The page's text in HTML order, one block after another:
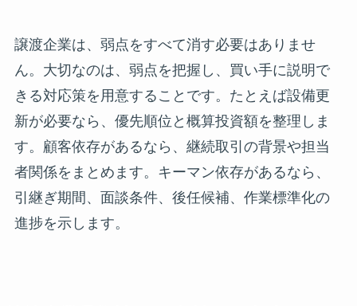
譲渡企業は、弱点をすべて消す必要はありませ
ん。大切なのは、弱点を把握し、買い手に説明で
きる対応策を用意することです。たとえば設備更
新が必要なら、優先順位と概算投資額を整理しま
す。顧客依存があるなら、継続取引の背景や担当
者関係をまとめます。キーマン依存があるなら、
引継ぎ期間、面談条件、後任候補、作業標準化の
進捗を示します。